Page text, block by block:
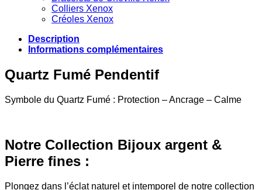
Colliers Xenox
Créoles Xenox
Description
Informations complémentaires
Quartz Fumé Pendentif
Symbole du Quartz Fumé : Protection – Ancrage – Calme
Notre Collection Bijoux argent &
Pierre fines :
Plongez dans l’éclat naturel et intemporel de notre collection